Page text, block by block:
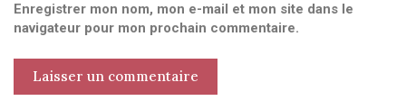
Enregistrer mon nom, mon e-mail et mon site dans le
navigateur pour mon prochain commentaire.